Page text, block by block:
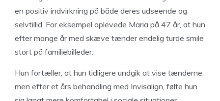
en positiv indvirkning på både deres udseende og
selvtillid. For eksempel oplevede Maria på 47 år, at hun
efter mange år med skæve tænder endelig turde smile
stort på familiebilleder.
Hun fortæller, at hun tidligere undgik at vise tænderne,
men efter et års behandling med Invisalign, følte hun